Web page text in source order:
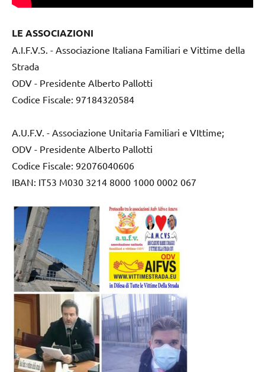
LE ASSOCIAZIONI
A.I.F.V.S. - Associazione Italiana Familiari e Vittime della
Strada
ODV - Presidente Alberto Pallotti
Codice Fiscale: 97184320584
A.U.F.V. - Associazione Unitaria Familiari e VIttime;
ODV - Presidente Alberto Pallotti
Codice Fiscale: 92076040606
IBAN: IT53 M030 3214 8000 1000 0002 067